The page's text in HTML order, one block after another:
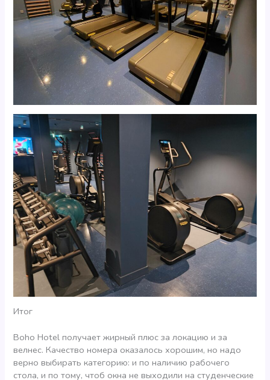
Итог
Boho Hotel получает жирный плюс за локацию и за
велнес. Качество номера оказалось хорошим, но надо
верно выбирать категорию: и по наличию рабочего
стола, и по тому, чтоб окна не выходили на студенческие